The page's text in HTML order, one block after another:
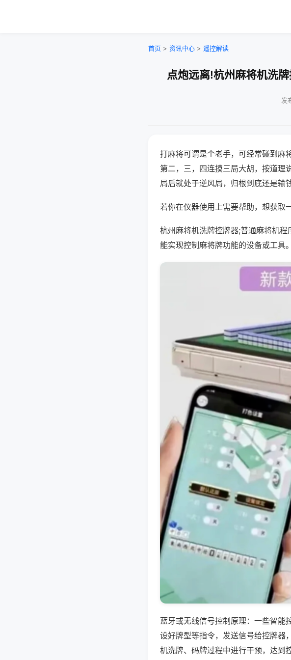
首页 > 资讯中心 > 遥控解读
点炮远离!杭州麻将机洗
发
打麻将可谓是个老手，可经常碰到麻
第二，三，四连摸三局大胡，按道理
局后就处于逆风局，归根到底还是输钱
若你在仪器使用上需要帮助，想获取
杭州麻将机洗牌控牌器;普通麻将机
能实现控制麻将牌功能的设备或工具。
蓝牙或无线信号控制原理：一些智能
设好牌型等指令，发送信号给控牌器
机洗牌、码牌过程中进行干预，达到